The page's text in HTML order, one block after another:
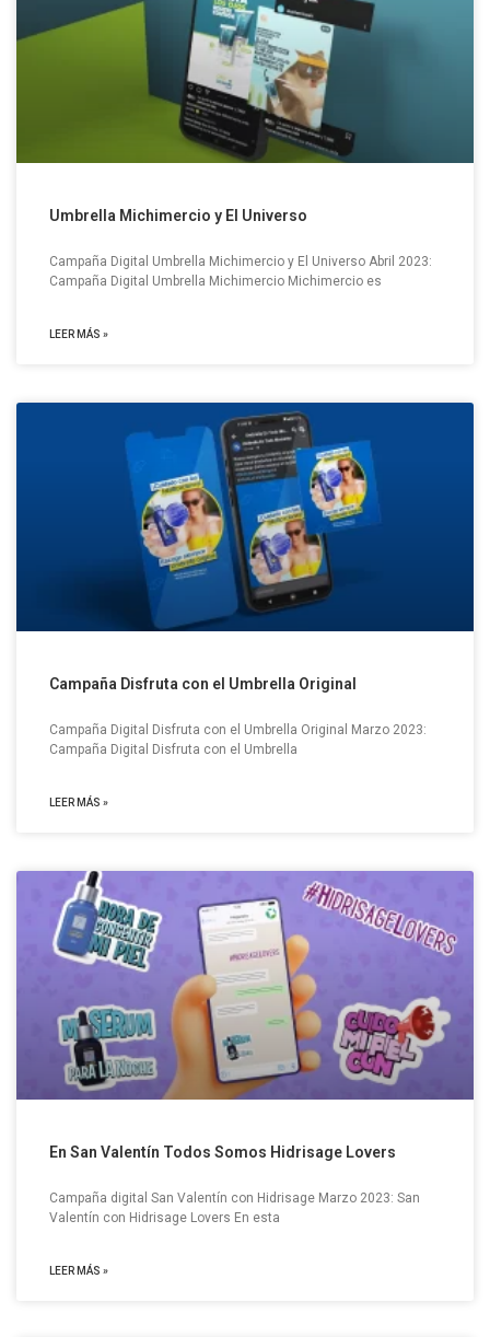
Umbrella Michimercio y El Universo
Campaña Digital Umbrella Michimercio y El Universo Abril 2023:
Campaña Digital Umbrella Michimercio Michimercio es
LEER MÁS »
Campaña Disfruta con el Umbrella Original
Campaña Digital Disfruta con el Umbrella Original Marzo 2023:
Campaña Digital Disfruta con el Umbrella
LEER MÁS »
En San Valentín Todos Somos Hidrisage Lovers
Campaña digital San Valentín con Hidrisage Marzo 2023: San
Valentín con Hidrisage Lovers En esta
LEER MÁS »